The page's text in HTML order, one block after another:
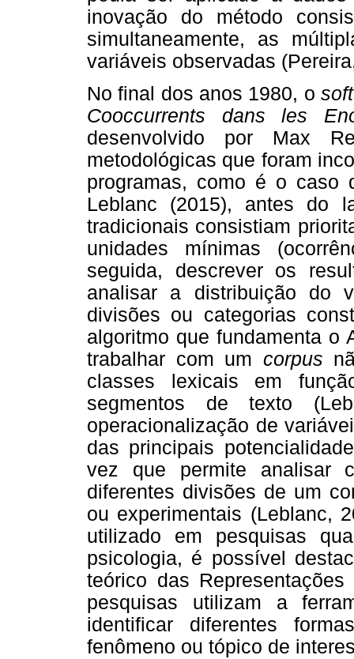
inovação do método
simultaneamente, as
variáveis observadas
No final dos anos 1980, o
Cooccurrents dans les
desenvolvido por Max
metodológicas que foram
programas, como é o caso
Leblanc (2015), antes do
tradicionais consistiam
unidades mínimas
seguida, descrever os
analisar a distribuição do
divisões ou categorias
algoritmo que fundamenta o
trabalhar com um corpus
classes lexicais em
segmentos de texto
operacionalização de
das principais
vez que permite analisar
diferentes divisões de um
ou experimentais (Leblanc,
utilizado em pesquisas
psicologia, é possível
teórico das
pesquisas utilizam a
identificar diferentes
fenômeno ou tópico de